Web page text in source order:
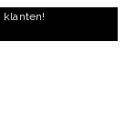
klanten!